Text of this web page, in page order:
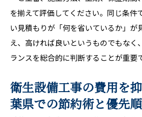
を揃えて評価してください。同じ条件
い見積もりが「何を省いているか」が
え、高ければ良いというものでもなく
ランスを総合的に判断することが重要
衛生設備工事の費用を
葉県での節約術と優先